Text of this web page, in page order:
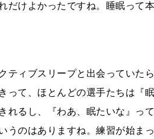
だけよかったですね。睡眠って
ティブスリープと出会っていた
って、ほとんどの選手たちは『
れるし、『わあ、眠たいな』っ
うのはありますね。練習が始ま